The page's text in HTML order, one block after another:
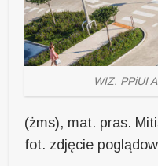
WIZ. PPiUI
(żms), mat. pras.
fot. zdjęcie